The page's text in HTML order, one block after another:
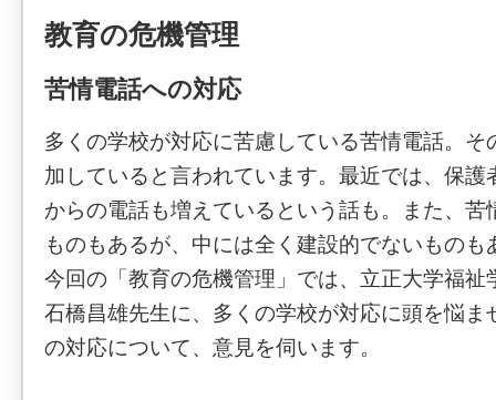
教育の危機管理
苦情電話への対応
多くの学校が対応に苦慮している苦情電話。そ
加していると言われています。最近では、保護
からの電話も増えているという話も。また、苦
ものもあるが、中には全く建設的でないものも
今回の「教育の危機管理」では、立正大学福祉
石橋昌雄先生に、多くの学校が対応に頭を悩ま
の対応について、意見を伺います。